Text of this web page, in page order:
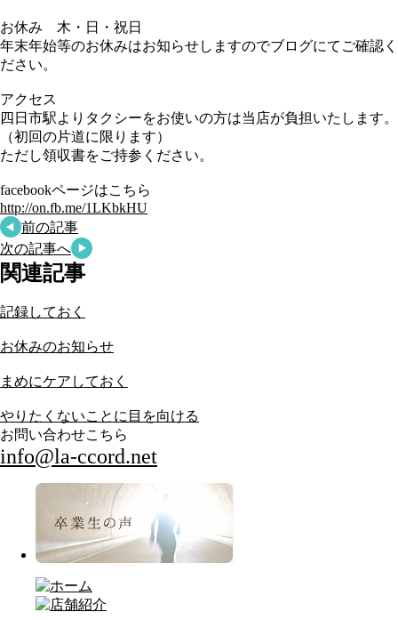
お休み 木・日・祝日
年末年始等のお休みはお知らせしますのでブログにてご確認く
ださい。
アクセス
四日市駅よりタクシーをお使いの方は当店が負担いたします。
（初回の片道に限ります）
ただし領収書をご持参ください。
facebookページはこちら
http://on.fb.me/1LKbkHU
前の記事
次の記事へ
関連記事
記録しておく
お休みのお知らせ
まめにケアしておく
やりたくないことに目を向ける
お問い合わせこちら
info@la-ccord.net